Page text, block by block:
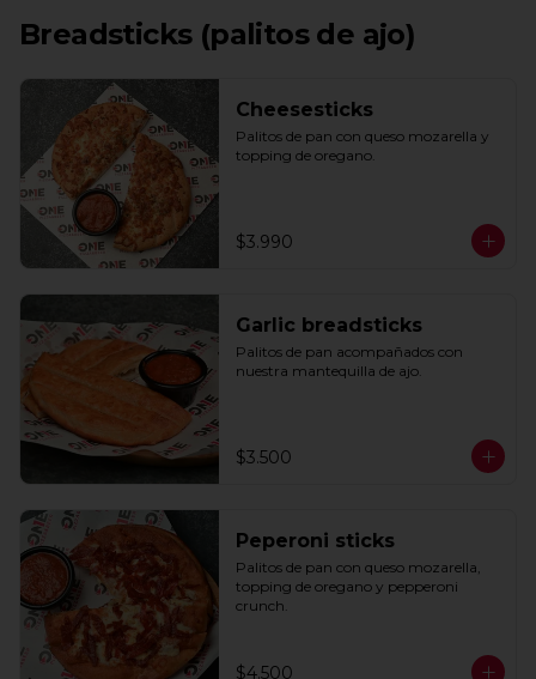
Breadsticks (palitos de ajo)
Cheesesticks
Palitos de pan con queso mozarella y
topping de oregano.
$3.990
Garlic breadsticks
Palitos de pan acompañados con
nuestra mantequilla de ajo.
$3.500
Peperoni sticks
Palitos de pan con queso mozarella,
topping de oregano y pepperoni
crunch.
$4.500